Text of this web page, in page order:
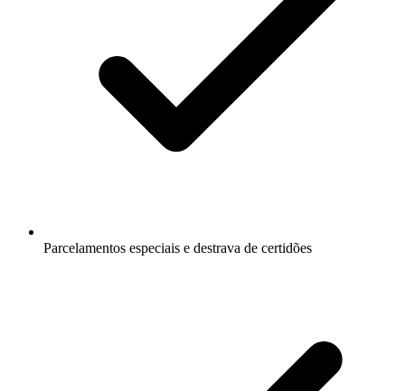
Parcelamentos especiais e destrava de certidões